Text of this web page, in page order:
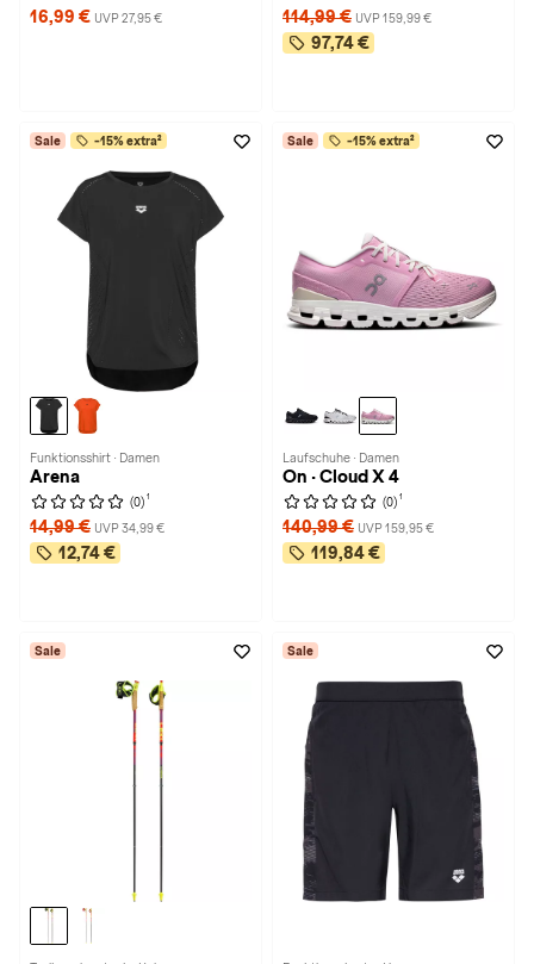
16,99 € UVP 27,95 € 114,99 € UVP 159,99 €
97,74 €
Sale -15% extra²
Funktionsshirt · Damen
Arena
(0) 1
14,99 € UVP 34,99 €
12,74 €
Sale -15% extra²
Laufschuhe · Damen
On · Cloud X 4
(0) 1
140,99 € UVP 159,95 €
119,84 €
Sale Sale